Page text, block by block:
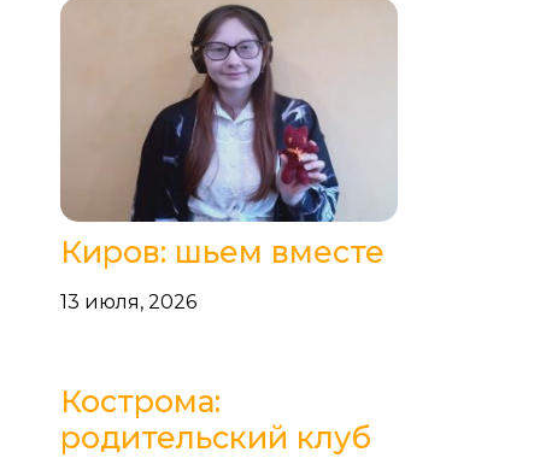
Киров: шьем вместе
13 июля, 2026
Кострома:
родительский клуб